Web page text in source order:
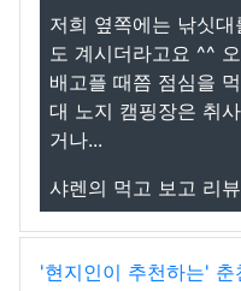
저희 옆쪽에는 낚싯
도 계시더라고요 ^^
배고플 때쯤 점심을
대 노지 캠핑장은 취
거나...
샤렌의 먹고 보고 리
'현지인이 추천하는' 춘